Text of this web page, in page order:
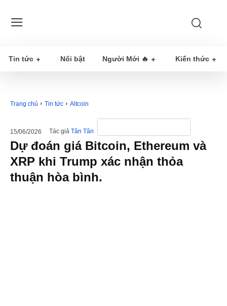
Tin tức Nổi bật Người Mới 🔥 Kiến thức
Trang chủ Tin tức Altcoin
15/06/2026 Tác giả Tân Tân
Dự đoán giá Bitcoin, Ethereum và
XRP khi Trump xác nhận thỏa
thuận hòa bình.